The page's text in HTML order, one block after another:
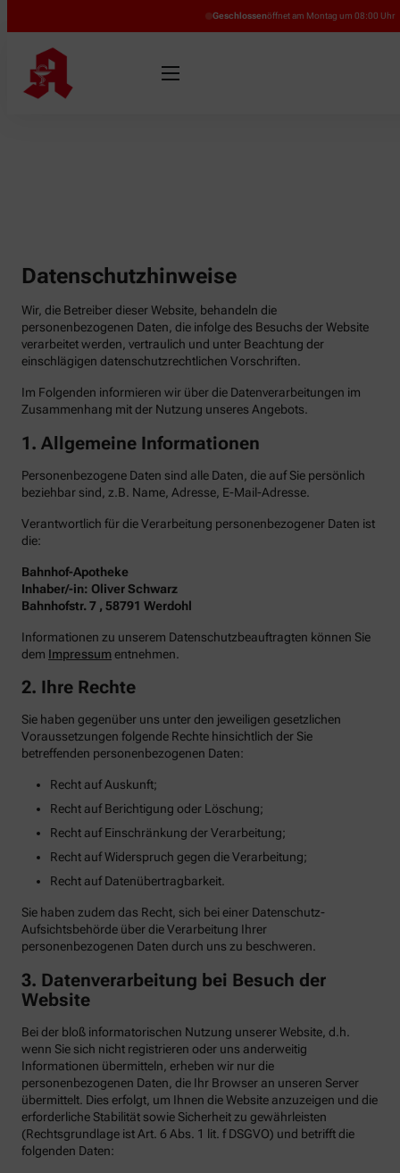
Geschlossenöffnet am Montag um 08:00 Uhr
Datenschutzhinweise
Wir, die Betreiber dieser Website, behandeln die
personenbezogenen Daten, die infolge des Besuchs der Website
verarbeitet werden, vertraulich und unter Beachtung der
einschlägigen datenschutzrechtlichen Vorschriften.
Im Folgenden informieren wir über die Datenverarbeitungen im
Zusammenhang mit der Nutzung unseres Angebots.
1. Allgemeine Informationen
Personenbezogene Daten sind alle Daten, die auf Sie persönlich
beziehbar sind, z.B. Name, Adresse, E-Mail-Adresse.
Verantwortlich für die Verarbeitung personenbezogener Daten ist
die:
Bahnhof-Apotheke
Inhaber/-in: Oliver Schwarz
Bahnhofstr. 7 , 58791 Werdohl
Informationen zu unserem Datenschutzbeauftragten können Sie
dem Impressum entnehmen.
2. Ihre Rechte
Sie haben gegenüber uns unter den jeweiligen gesetzlichen
Voraussetzungen folgende Rechte hinsichtlich der Sie
betreffenden personenbezogenen Daten:
Recht auf Auskunft;
Recht auf Berichtigung oder Löschung;
Recht auf Einschränkung der Verarbeitung;
Recht auf Widerspruch gegen die Verarbeitung;
Recht auf Datenübertragbarkeit.
Sie haben zudem das Recht, sich bei einer Datenschutz-
Aufsichtsbehörde über die Verarbeitung Ihrer
personenbezogenen Daten durch uns zu beschweren.
3. Datenverarbeitung bei Besuch der
Website
Bei der bloß informatorischen Nutzung unserer Website, d.h.
wenn Sie sich nicht registrieren oder uns anderweitig
Informationen übermitteln, erheben wir nur die
personenbezogenen Daten, die Ihr Browser an unseren Server
übermittelt. Dies erfolgt, um Ihnen die Website anzuzeigen und die
erforderliche Stabilität sowie Sicherheit zu gewährleisten
(Rechtsgrundlage ist Art. 6 Abs. 1 lit. f DSGVO) und betrifft die
folgenden Daten: